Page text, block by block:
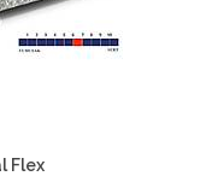
Flex